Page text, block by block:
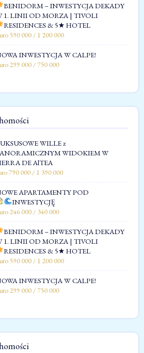
BENIDORM – INWESTYCJA DEKADY
1. LINII OD MORZA | TIVOLI
RESIDENCES & 5★ HOTEL
590 000 / 1 200 000
INWESTYCJA W CALPE!
299 000 / 750 000
WILLE z
WIDOKIEM W
DE AlTEA
790 000 / 1 390 000
APARTAMENTY POD
INWESTYCJĘ
246 000 / 340 000
BENIDORM – INWESTYCJA DEKADY
1. LINII OD MORZA | TIVOLI
RESIDENCES & 5★ HOTEL
590 000 / 1 200 000
INWESTYCJA W CALPE!
299 000 / 750 000